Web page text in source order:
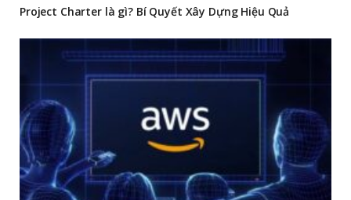
Project Charter là gì? Bí Quyết Xây Dựng Hiệu Quả